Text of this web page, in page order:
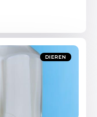
DIEREN